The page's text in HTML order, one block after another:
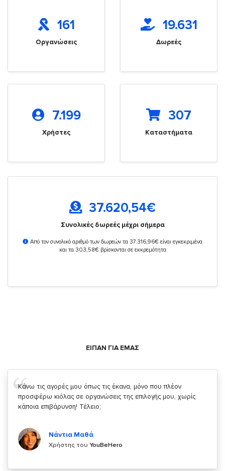
161
Οργανώσεις
19.631
Δωρεές
7.199
Χρήστες
307
Καταστήματα
37.620,54€
Συνολικές δωρεές μέχρι σήμερα
Από τον συνολικό αριθμό των δωρεών τα 37.316,96€ είναι εγκεκριμένα
και τα 303,58€ βρίσκονται σε εκκρεμότητα
ΕΙΠΑΝ ΓΙΑ ΕΜΑΣ
Σας ευχαριστώ που μας δίνετε την δυνατότητα να κάνουμε
κάτι!
Χρήστης τουYouBeHero